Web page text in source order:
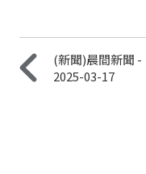
(新聞)晨間新聞 -
2025-03-17